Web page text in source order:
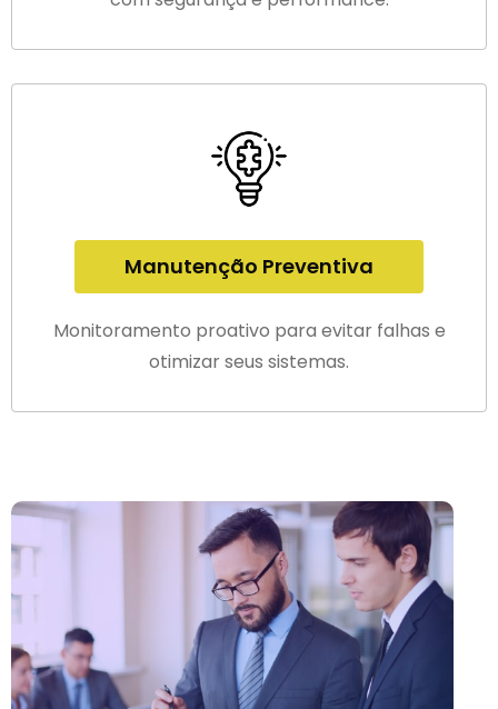
Manutenção Preventiva
Monitoramento proativo para evitar falhas e
otimizar seus sistemas.